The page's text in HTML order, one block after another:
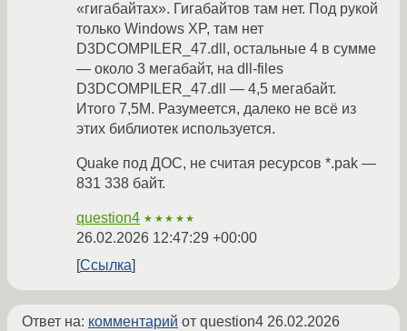
«гигабайтах». Гигабайтов там нет. Под рукой
только Windows XP, там нет
D3DCOMPILER_47.dll, остальные 4 в сумме
— около 3 мегабайт, на dll-files
D3DCOMPILER_47.dll — 4,5 мегабайт.
Итого 7,5М. Разумеется, далеко не всё из
этих библиотек используется.
Quake под ДОС, не считая ресурсов *.pak —
831 338 байт.
question4 ★★★★★
26.02.2026 12:47:29 +00:00
Ссылка
Ответ на: комментарий от question4 26.02.2026